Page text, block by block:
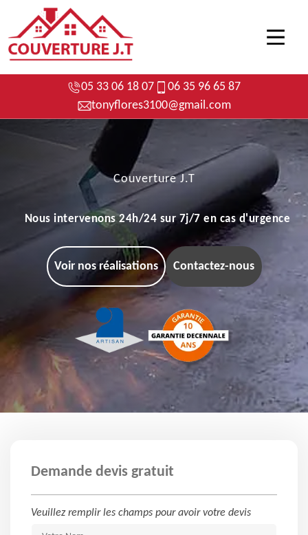
05 33 06 18 07
06 35 96 65 87
tonyflores3100@gmail.com
Couverture J.T
Nous intervenons 24h/24 sur 7j/7 en cas d'urgence
Voir nos réalisations Contactez-nous
Demande devis gratuit
Veuillez remplir les champs pour avoir votre devis